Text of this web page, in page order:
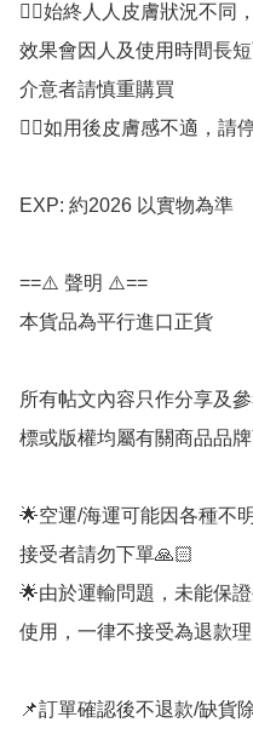
👉🏻始終人人皮膚狀況不同
效果會因人及使用時間長
介意者請慎重購買
👉🏻如用後皮膚感不適，請
EXP: 約2026 以實物為準
==⚠️ 聲明 ⚠️==
本貨品為平行進口正貨
所有帖文內容只作分享及
標或版權均屬有關商品品
🌟空運/海運可能因各種不
接受者請勿下單🙏🏻
🌟由於運輸問題，未能保
使用，一律不接受為退款理
📌訂單確認後不退款/缺貨除